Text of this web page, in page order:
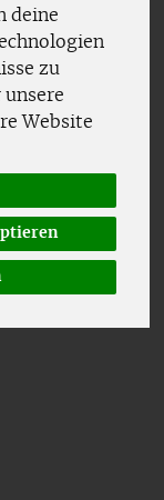
deine
zu
unsere
Website